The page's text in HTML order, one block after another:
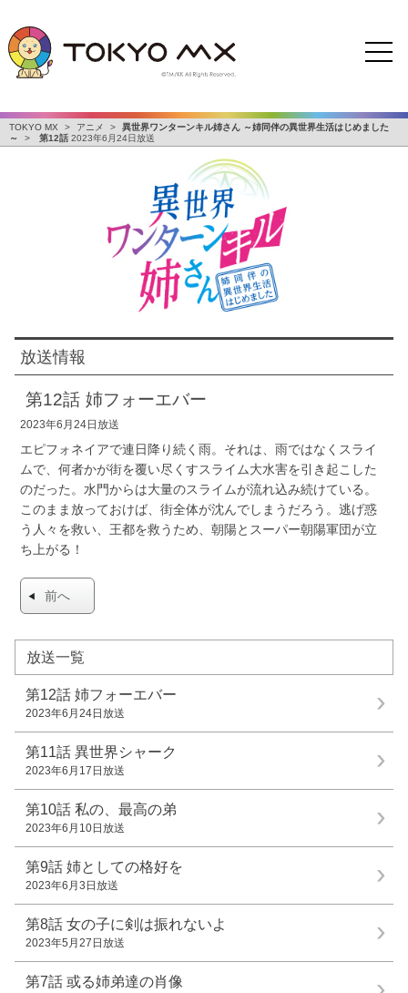
TOKYO MX > アニメ >
異世界ワンターンキル姉さん ～姉同伴の異世界生活はじめました
～
> 第12話 2023年6月24日放送
放送情報
第12話 姉フォーエバー
2023年6月24日放送
エピフォネイアで連日降り続く雨。それは、雨ではなくスライ
ムで、何者かが街を覆い尽くすスライム大水害を引き起こした
のだった。水門からは大量のスライムが流れ込み続けている。
このまま放っておけば、街全体が沈んでしまうだろう。逃げ惑
う人々を救い、王都を救うため、朝陽とスーパー朝陽軍団が立
ち上がる！
前へ
放送一覧
第12話 姉フォーエバー
2023年6月24日放送
第11話 異世界シャーク
2023年6月17日放送
第10話 私の、最高の弟
2023年6月10日放送
第9話 姉としての格好を
2023年6月3日放送
第8話 女の子に剣は振れないよ
2023年5月27日放送
第7話 或る姉弟達の肖像